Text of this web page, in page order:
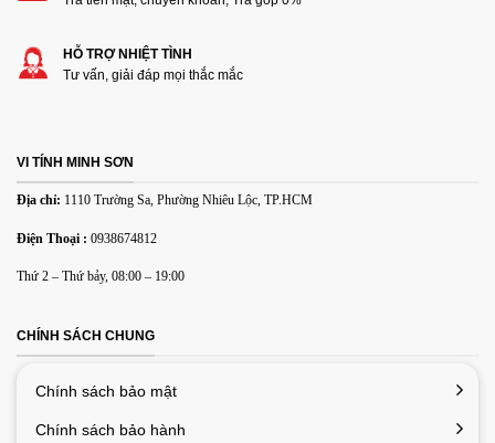
Name*
Email *
Lưu tên của tôi, email, và trang web trong trình duyệt này
HỖ TRỢ NHIỆT TÌNH
Tư vấn, giải đáp mọi thắc mắc
VI TÍNH MINH SƠN
Địa chỉ: 1110 Trường Sa, Phường Nhiêu Lộc, TP.HCM
Điện Thoại : 0938674812
Thứ 2 – Thứ bảy, 08:00 – 19:00
CHÍNH SÁCH CHUNG
Chính sách bảo mật
Chính sách bảo hành